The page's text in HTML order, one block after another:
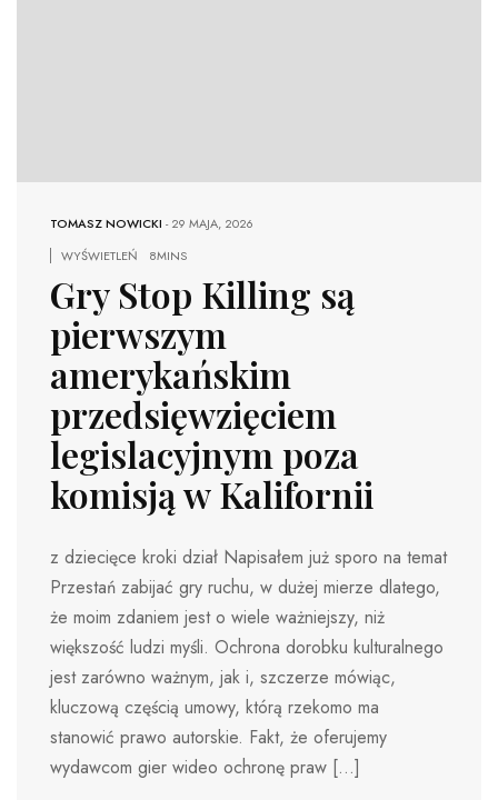
TOMASZ NOWICKI -29 MAJA, 2026
WYŚWIETLEŃ
8MINS
Gry Stop Killing są
pierwszym
amerykańskim
przedsięwzięciem
legislacyjnym poza
komisją w Kalifornii
z dziecięce kroki dział Napisałem już sporo na temat
Przestań zabijać gry ruchu, w dużej mierze dlatego,
że moim zdaniem jest o wiele ważniejszy, niż
większość ludzi myśli. Ochrona dorobku kulturalnego
jest zarówno ważnym, jak i, szczerze mówiąc,
kluczową częścią umowy, którą rzekomo ma
stanowić prawo autorskie. Fakt, że oferujemy
wydawcom gier wideo ochronę praw […]